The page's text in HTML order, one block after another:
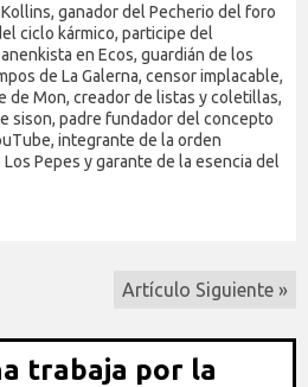
ganador del Pecherio del foro
ciclo kármico, participe del
en Ecos, guardián de los
de La Galerna, censor implacable,
de Mon, creador de listas y coletillas,
sison, padre fundador del concepto
integrante de la orden
Pepes y garante de la esencia del
Artículo Siguiente »
trabaja por la